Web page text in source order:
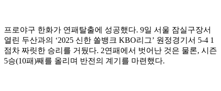
프로야구 한화가 연패탈출에 성공했다. 9일 서울 잠실구장서
열린 두산과의 ‘2025 신한 쏠뱅크 KBO리그’ 원정경기서 5-4 1
점차 짜릿한 승리를 거뒀다. 2연패에서 벗어난 것은 물론, 시즌
5승(10패)째를 올리며 반전의 계기를 마련했다.